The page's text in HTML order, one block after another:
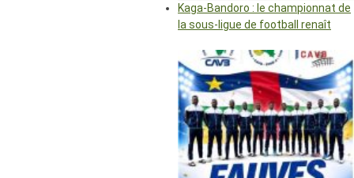
Kaga-Bandoro : le championnat de
la sous-ligue de football renaît